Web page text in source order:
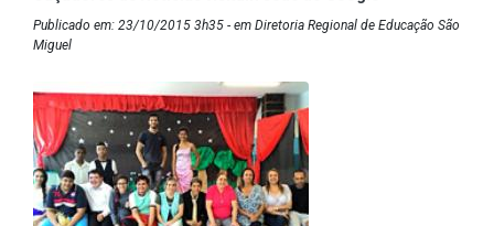
Publicado em: 23/10/2015 3h35 - em Diretoria Regional de Educação São
Miguel